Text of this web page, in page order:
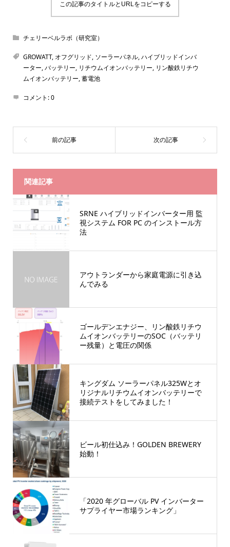
この記事のタイトルとURLをコピーする
チェリーベルラボ（研究室）
GROWATT, オフグリッド, ソーラーパネル,ハイブリッドインバ
ーター,バッテリー, リチウムイオンバッテリー, リン酸鉄リチウ
ムイオンバッテリー,蓄電池
コメント:0
関連記事
SRNE ハイブリッドインバーター用 監
視システム FOR PC のインストール方
法
アウトランダーから家庭電源に引き込
んでみる
ゴールデンエナジー、リン酸鉄リチウ
ムイオンバッテリーのSOC（バッテリ
ー残量）と電圧の関係
キングダム ソーラーパネル325Wとオ
リジナルリチウムイオンバッテリーで
接続テストをしてみました！
ビール初仕込み！GOLDEN BREWERY
始動！
「2020 年グローバル PV インバーター
サプライヤー市場ランキング」